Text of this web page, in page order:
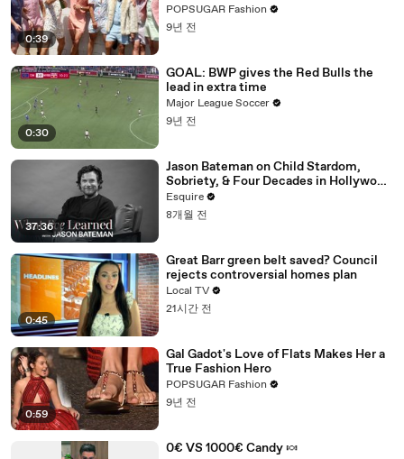
0:39
POPSUGAR Fashion
9년 전
0:30
GOAL: BWP gives the Red Bulls the
lead in extra time
Major League Soccer
9년 전
37:36
Jason Bateman on Child Stardom,
Sobriety, & Four Decades in Hollywood
| What I’ve Learned | Esquire
Esquire
8개월 전
0:45
Great Barr green belt saved? Council
rejects controversial homes plan
Local TV
21시간 전
0:59
Gal Gadot's Love of Flats Makes Her a
True Fashion Hero
POPSUGAR Fashion
9년 전
0€ VS 1000€ Candy 🍬